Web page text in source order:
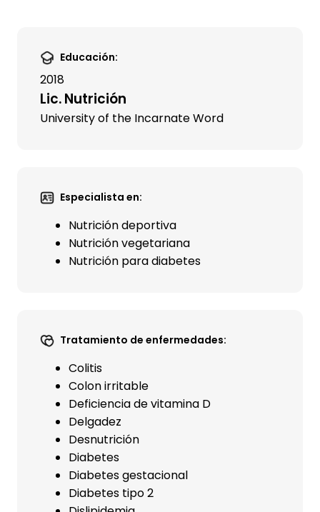
Educación:
2018
Lic. Nutrición
University of the Incarnate Word
Especialista en:
Nutrición deportiva
Nutrición vegetariana
Nutrición para diabetes
Tratamiento de enfermedades:
Colitis
Colon irritable
Deficiencia de vitamina D
Delgadez
Desnutrición
Diabetes
Diabetes gestacional
Diabetes tipo 2